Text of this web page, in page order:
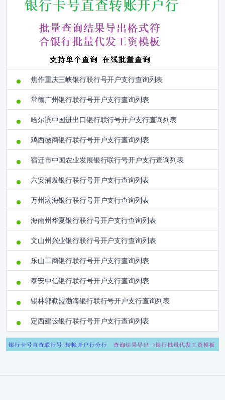
焦作重庆三峡银行联行号开户支行查询列表
常德广州银行联行号开户支行查询列表
哈尔滨中国进出口银行联行号开户支行查询列表
鸡西徽商银行联行号开户支行查询列表
宿迁市中国农业发展银行联行号开户支行查询列表
六安浦发银行联行号开户支行查询列表
万州渤海银行联行号开户支行查询列表
海南州华夏银行联行号开户支行查询列表
文山州兴业银行联行号开户支行查询列表
乐山工商银行联行号开户支行查询列表
泰安中信银行联行号开户支行查询列表
锡林郭勒盟渤海银行联行号开户支行查询列表
定西建设银行联行号开户支行查询列表